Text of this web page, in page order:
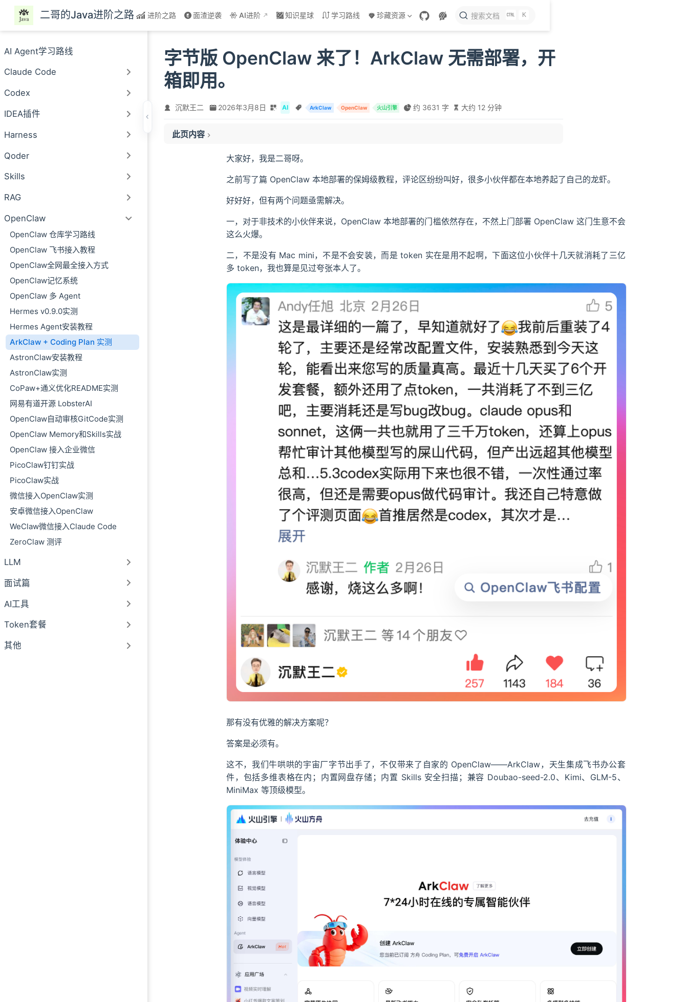
跳至主要內容
二哥的Java进阶之路 进阶之路 面渣逆袭 AI进阶 知识星球 学习路线 珍藏资源 搜索文档 K
AI Agent学习路线
Claude Code
Codex
IDEA插件
Harness
Qoder
Skills
RAG
OpenClaw
OpenClaw 仓库学习路线
OpenClaw 飞书接入教程
OpenClaw全网最全接入方式
OpenClaw记忆系统
OpenClaw 多 Agent
Hermes v0.9.0实测
Hermes Agent安装教程
ArkClaw + Coding Plan 实测
AstronClaw安装教程
AstronClaw实测
CoPaw+通义优化README实测
网易有道开源 LobsterAI
OpenClaw自动审核GitCode实测
OpenClaw Memory和Skills实战
OpenClaw 接入企业微信
PicoClaw钉钉实战
PicoClaw实战
微信接入OpenClaw实测
安卓微信接入OpenClaw
WeClaw微信接入Claude Code
ZeroClaw 测评
LLM
面试篇
AI工具
Token套餐
其他
字节版 OpenClaw 来了！ArkClaw 无需部署，开
箱即用。
沉默王二 2026年3月8日 AI ArkClaw OpenClaw 火山引擎 约 3631 字 大约 12 分钟
此页内容
02、ArkClaw 是什么？
03、ArkClaw 部署实测
04、飞书接入实测
Doubao-Seed-2.0-Pro：玩转飞书文档 + 多维表格
Doubao-Seed-2.0-Lite：日常任务性价比之王
大家好，我是二哥呀。
之前写了篇 OpenClaw 本地部署的保姆级教程，评论区纷纷叫好，很多小伙伴都在本地养起了自己的龙虾。
好好好，但有两个问题亟需解决。
一，对于非技术的小伙伴来说，OpenClaw 本地部署的门槛依然存在，不然上门部署 OpenClaw 这门生意不会
这么火爆。
二，不是没有 Mac mini，不是不会安装，而是 token 实在是用不起啊，下面这位小伙伴十几天就消耗了三亿
多 token，我也算是见过夸张本人了。
那有没有优雅的解决方案呢？
答案是必须有。
这不，我们牛哄哄的宇宙厂字节出手了，不仅带来了自家的 OpenClaw——ArkClaw，天生集成飞书办公套
件，包括多维表格在内；内置网盘存储；内置 Skills 安全扫描；兼容 Doubao-seed-2.0、Kimi、GLM-5、
MiniMax 等顶级模型。